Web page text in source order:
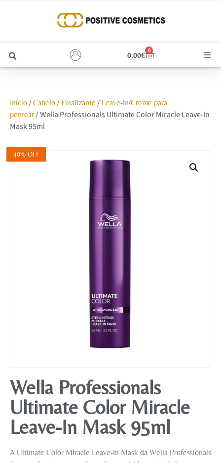
0.00€
0
Unhas
Homem
Rosto
Início/ Cabelo/ Finalizante / Leave-in/Creme para
pentear/ Wella Professionals Ultimate Color Miracle Leave-In
Mask 95ml
40% OFF
Wella Professionals
Ultimate Color Miracle
Leave-In Mask 95ml
A Ultimate Color Miracle Leave-In Mask da Wella Professionals